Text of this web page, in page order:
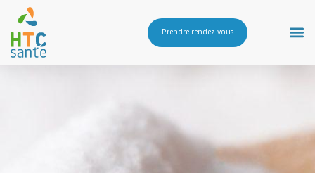
Prendre rendez-vous